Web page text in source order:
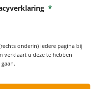
*
onderin) iedere pagina bij
verklaart u deze te hebben